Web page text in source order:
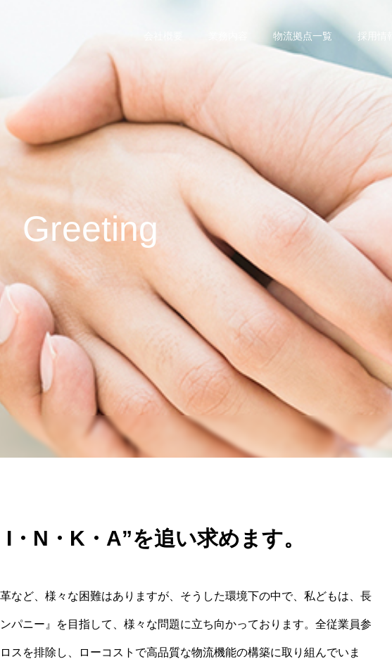
物流拠点一覧 採用情報
Greeting
・N・K・A”を追い求めます。
など、様々な困難はありますが、そうした環境下の中で、私どもは、⻑
パニー』を⽬指して、様々な問題に⽴ち向かっております。全従業員参
スを排除し、ローコストで⾼品質な物流機能の構築に取り組んでいま